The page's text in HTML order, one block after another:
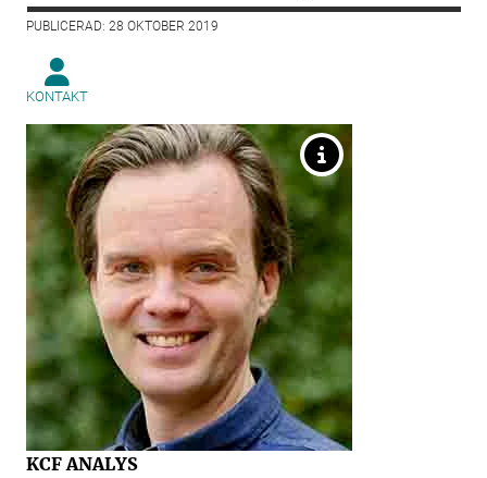
PUBLICERAD: 28 OKTOBER 2019
KONTAKT
KCF ANALYS